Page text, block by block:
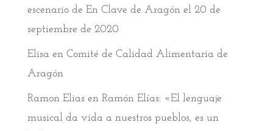
escenario de En Clave de Aragón el 20 de
septiembre de 2020
Elisa en Comité de Calidad Alimentaria de
Aragón
Ramon Eliasen Ramón Elías: «El lenguaje
musical da vida a nuestros pueblos, es un